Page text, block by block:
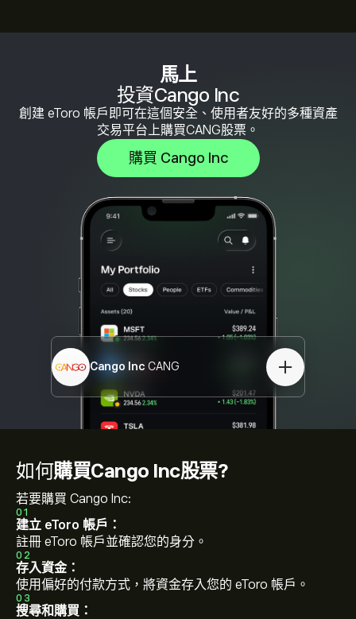
馬上
投資Cango Inc
創建 eToro 帳戶即可在這個安全、使用者友好的多種資產
交易平台上購買CANG股票。
購買 Cango Inc
Cango Inc CANG
如何購買Cango Inc股票?
若要購買 Cango Inc:
01
建立 eToro 帳戶：
註冊 eToro 帳戶並確認您的身分。
02
存入資金：
使用偏好的付款方式，將資金存入您的 eToro 帳戶。
03
搜尋和購買：